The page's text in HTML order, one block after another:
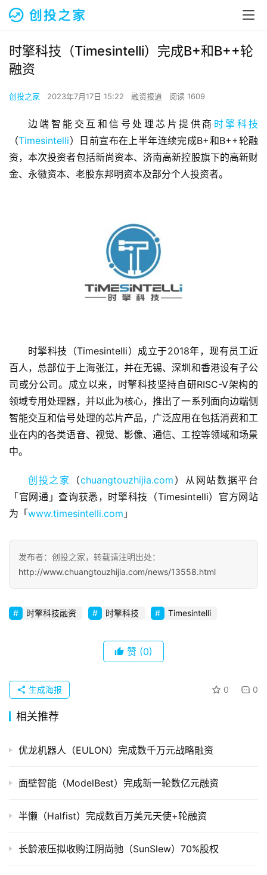
首
页
融
资
报
道
商
业
观
初
业
布
并
重
司
投稿
时擎科技（Timesintelli）完成B+和B++轮
融资
创投之家 2023年7月17日 15:22 融资报道 阅读 1609
边端智能交互和信号处理芯片提供商 时擎科技
（Timesintelli）日前宣布在上半年连续完成B+和B++轮融
资，本次投资者包括新尚资本、济南高新控股旗下的高新财
金、永徽资本、老股东邦明资本及部分个人投资者。
时擎科技（Timesintelli）成立于2018年，现有员工近
百人，总部位于上海张江，并在无锡、深圳和香港设有子公
司或分公司。成立以来，时擎科技坚持自研RISC-V架构的
领域专用处理器，并以此为核心，推出了一系列面向边端侧
智能交互和信号处理的芯片产品，广泛应用在包括消费和工
业在内的各类语音、视觉、影像、通信、工控等领域和场景
中。
创投之家 （chuangtouzhijia.com ）从网站数据平台
「官网通」查询获悉，时擎科技（Timesintelli）官方网站
为「www.timesintelli.com 」
发布者：创投之家，转载请注明出处：
http://www.chuangtouzhijia.com/news/13558.html
时擎科技融资 时擎科技 Timesintelli
赞 (0)
0 0
生成海报
相关推荐
优龙机器人（EULON）完成数千万元战略融资
面壁智能（ModelBest）完成新一轮数亿元融资
半懒（Halfist）完成数百万美元天使+轮融资
长龄液压拟收购江阴尚驰（SunSlew）70%股权